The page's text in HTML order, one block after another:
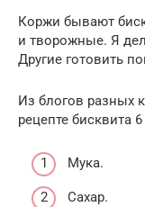
Коржи бывают
и творожные. Я
Другие готовить
Из блогов разных
рецепте бисквита
Мука.
Сахар.